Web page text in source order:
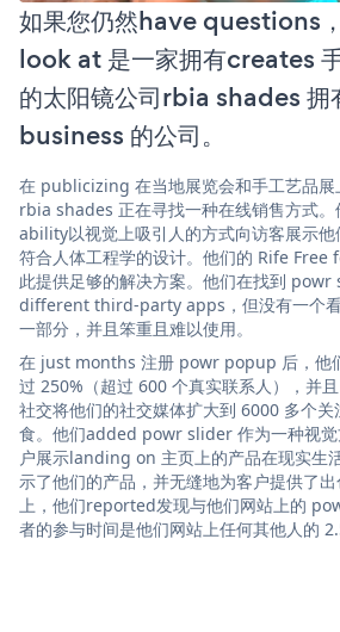
如果您仍然have questions
look at 是一家拥有creates
的太阳镜公司rbia shades
business 的公司。
在 publicizing 在当地展览会和手工艺品展
rbia shades 正在寻找一种在线销售方式
ability以视觉上吸引人的方式向访客展示他
符合人体工程学的设计。他们的 Rife Free
此提供足够的解决方案。他们在找到 powr
different third-party apps，但没有一个
一部分，并且笨重且难以使用。
在 just months 注册 powr popup 后，他
过 250%（超过 600 个真实联系人），并
社交将他们的社交媒体扩大到 6000 多个
食。他们added powr slider 作为一种视觉
户展示landing on 主页上的产品在现实生
示了他们的产品，并无缝地为客户提供了
上，他们reported发现与他们网站上的
者的参与时间是他们网站上任何其他人的